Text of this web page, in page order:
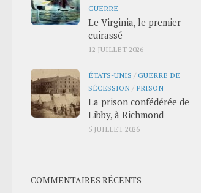
GUERRE
Le Virginia, le premier
cuirassé
12 JUILLET 2026
ÉTATS-UNIS /GUERRE DE
SÉCESSION / PRISON
La prison confédérée de
Libby, à Richmond
5 JUILLET 2026
COMMENTAIRES RÉCENTS